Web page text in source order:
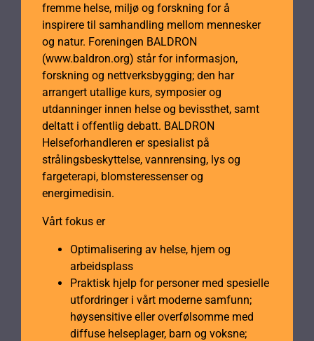
fremme helse, miljø og forskning for å
inspirere til samhandling mellom mennesker
og natur. Foreningen BALDRON
(www.baldron.org) står for informasjon,
forskning og nettverksbygging; den har
arrangert utallige kurs, symposier og
utdanninger innen helse og bevissthet, samt
deltatt i offentlig debatt. BALDRON
Helseforhandleren er spesialist på
strålingsbeskyttelse, vannrensing, lys og
fargeterapi, blomsteressenser og
energimedisin.
Vårt fokus er
Optimalisering av helse, hjem og
arbeidsplass
Praktisk hjelp for personer med spesielle
utfordringer i vårt moderne samfunn;
høysensitive eller overfølsomme med
diffuse helseplager, barn og voksne;